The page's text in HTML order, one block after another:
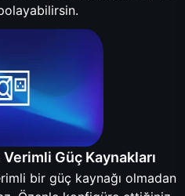
Güç Kaynakları
bir güç kaynağı olmadan